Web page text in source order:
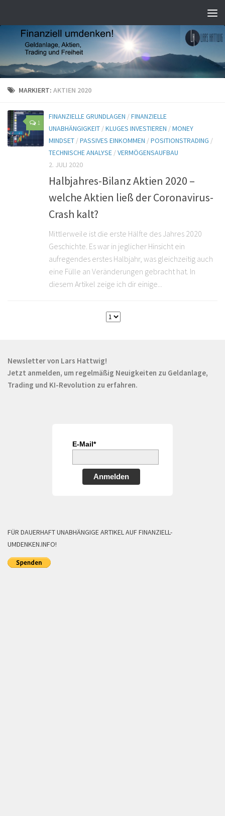
MARKIERT: AKTIEN 2020
1
FINANZIELLE GRUNDLAGEN /FINANZIELLE
UNABHÄNGIGKEIT /KLUGES INVESTIEREN /MONEY
MINDSET /PASSIVES EINKOMMEN /POSITIONSTRADING /
TECHNISCHE ANALYSE /VERMÖGENSAUFBAU
2. JULI 2020
Halbjahres-Bilanz Aktien 2020 –
welche Aktien ließ der Coronavirus-
Crash kalt?
Mittlerweile ist die erste Hälfte des Jahres 2020
Geschichte. Es war in jeglicher Hinsicht ein
aufregendes erstes Halbjahr, was gleichzeitig auch
eine Fülle an Veränderungen gebracht hat. In
diesem Artikel zeige ich dir einige...
Newsletter von Lars Hattwig!
Jetzt anmelden, um regelmäßig Neuigkeiten zu Geldanlage,
Trading und KI-Revolution zu erfahren.
E-Mail*
Anmelden
FÜR DAUERHAFT UNABHÄNGIGE ARTIKEL AUF FINANZIELL-
UMDENKEN.INFO!